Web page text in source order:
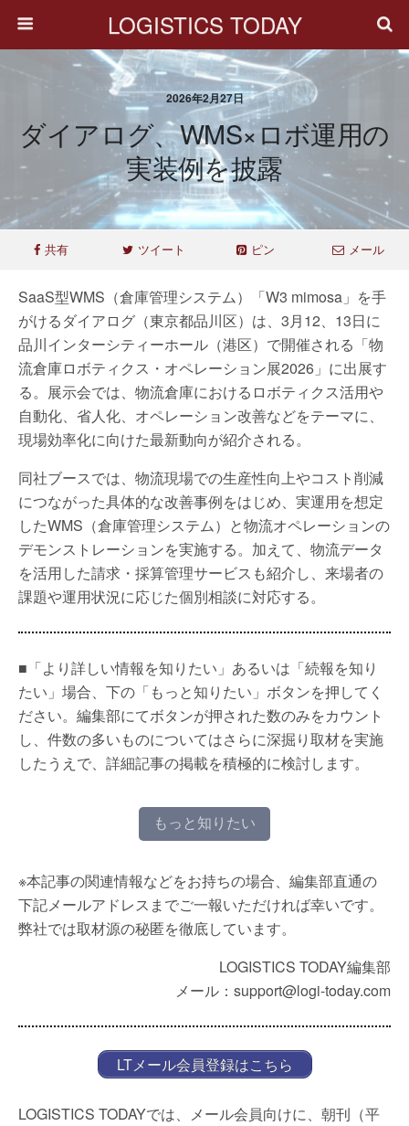
LOGISTICS TODAY
2026年2月27日
ダイアログ、WMS×ロボ運用の
実装例を披露
共有 ツイート ピン メール
SaaS型WMS（倉庫管理システム）「W3 mimosa」を手
がけるダイアログ（東京都品川区）は、3月12、13日に
品川インターシティーホール（港区）で開催される「物
流倉庫ロボティクス・オペレーション展2026」に出展す
る。展示会では、物流倉庫におけるロボティクス活用や
自動化、省人化、オペレーション改善などをテーマに、
現場効率化に向けた最新動向が紹介される。
同社ブースでは、物流現場での生産性向上やコスト削減
につながった具体的な改善事例をはじめ、実運用を想定
したWMS（倉庫管理システム）と物流オペレーションの
デモンストレーションを実施する。加えて、物流データ
を活用した請求・採算管理サービスも紹介し、来場者の
課題や運用状況に応じた個別相談に対応する。
■「より詳しい情報を知りたい」あるいは「続報を知り
たい」場合、下の「もっと知りたい」ボタンを押してく
ださい。編集部にてボタンが押された数のみをカウント
し、件数の多いものについてはさらに深掘り取材を実施
したうえで、詳細記事の掲載を積極的に検討します。
もっと知りたい
※本記事の関連情報などをお持ちの場合、編集部直通の
下記メールアドレスまでご一報いただければ幸いです。
弊社では取材源の秘匿を徹底しています。
LOGISTICS TODAY編集部
メール：support@logi-today.com
LTメール会員登録はこちら
LOGISTICS TODAYでは、メール会員向けに、朝刊（平